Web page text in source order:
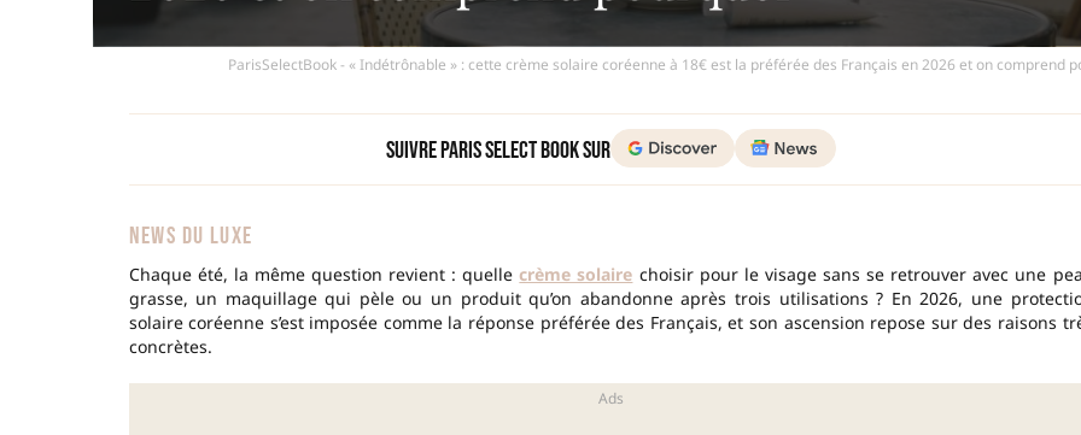
ParisSelectBook - « Indétrônable » : cette crème solaire coréenne à 18€ est la préférée des Français en 2026 et on comprend
Suivre Paris Select Book sur
NEWS DU LUXE
Chaque été, la même question revient : quellecrème solaire choisir pour le visage sans se retrouver avec une
grasse, un maquillage qui pèle ou un produit qu’on abandonne après trois utilisations ? En 2026, une
solaire coréenne s’est imposée comme la réponse préférée des Français, et son ascension repose sur des raisons
concrètes.